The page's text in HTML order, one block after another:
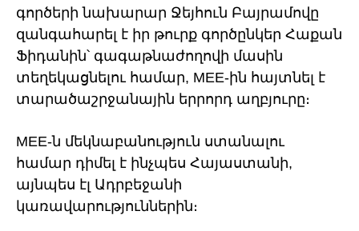
գործերի նախարար Ջեյհուն Բայրամովը
զանգահարել է իր թուրք գործընկեր Հաքան
Ֆիդանին՝ գագաթնաժողովի մասին
տեղեկացնելու համար, MEE-ին հայտնել է
տարածաշրջանային երրորդ աղբյուրը։
MEE-ն մեկնաբանություն ստանալու
համար դիմել է ինչպես Հայաստանի,
այնպես էլ Ադրբեջանի
կառավարություններին։